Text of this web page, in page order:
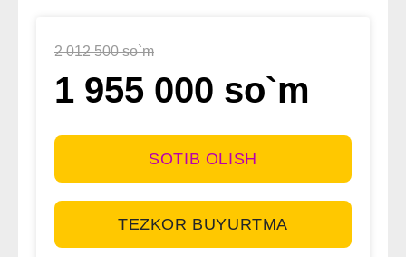
2 012 500 so`m
1 955 000 so`m
SOTIB OLISH
TEZKOR BUYURTMA